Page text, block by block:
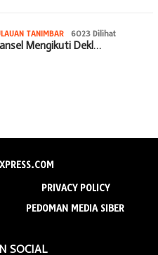
TANIMBAR 6023 Dilihat
Mengikuti Dekl…
PRIVACY POLICY
PEDOMAN MEDIA SIBER
SOCIAL